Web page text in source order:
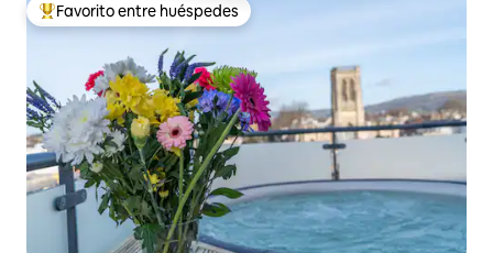
De los mejores en Favorito entre huéspedes
Favorito entre huéspedes